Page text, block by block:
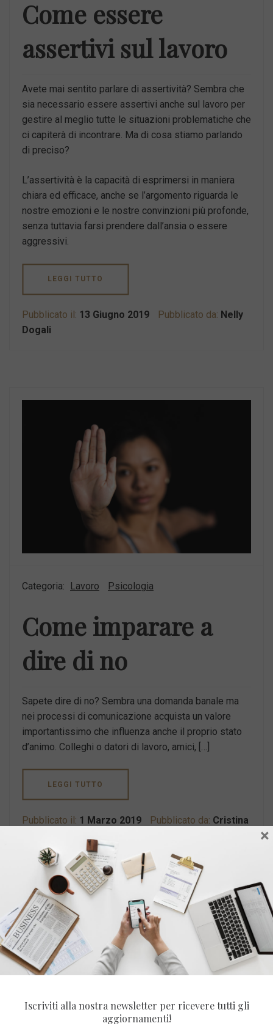
Come essere
assertivi sul lavoro
Avete mai sentito parlare di assertività? Sembra che
sia necessario essere assertivi anche sul lavoro per
gestire al meglio tutte le situazioni problematiche che
ci capiterà di incontrare. Ma di cosa stiamo parlando
di preciso?
L’assertività è la capacità di esprimersi in maniera
chiara ed efficace, anche se l’argomento riguarda le
nostre emozioni e le nostre convinzioni più profonde,
senza tuttavia farsi prendere dall’ansia o essere
aggressivi.
LEGGI TUTTO
Pubblicato il: 13 Giugno 2019 Pubblicato da: Nelly
Dogali
Categoria: Lavoro Psicologia
Come imparare a
dire di no
Sapete dire di no? Sembra una domanda banale ma
nei processi di comunicazione acquista un valore
importantissimo che influenza anche il proprio stato
d’animo. Colleghi o datori di lavoro, amici, […]
LEGGI TUTTO
Pubblicato il: 1 Marzo 2019 Pubblicato da: Cristina
MANTRA DI OGGI
Le persone forti non schiacciano gli altri, li sollevano
CATEGORIE
Iscriviti alla nostra newsletter per ricevere tutti gli
aggiornamenti!
×